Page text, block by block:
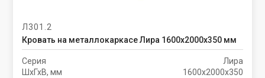
Л301.2
Кровать на металлокаркасе Лира 1600х2000х350 мм
Серия
Лира
ШхГхВ, мм
1600х2000х350